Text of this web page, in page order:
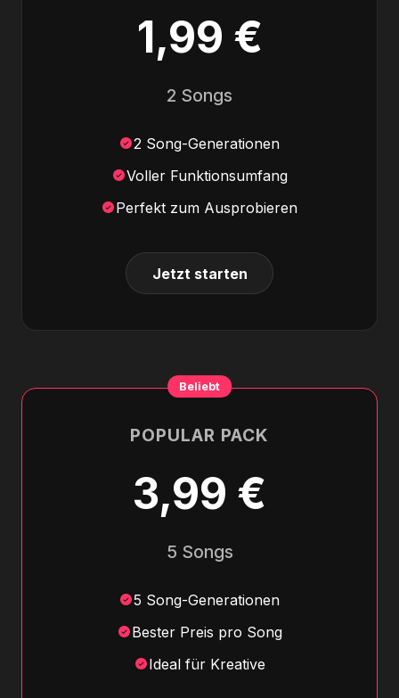
1,99 €
2 Songs
2 Song-Generationen
Voller Funktionsumfang
Perfekt zum Ausprobieren
Jetzt starten
Beliebt
POPULAR PACK
3,99 €
5 Songs
5 Song-Generationen
Bester Preis pro Song
Ideal für Kreative